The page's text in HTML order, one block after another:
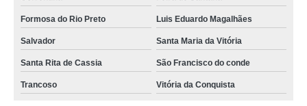
Formosa do Rio Preto Luis Eduardo Magalhães
Salvador Santa Maria da Vitória
Santa Rita de Cassia São Francisco do conde
Trancoso Vitória da Conquista